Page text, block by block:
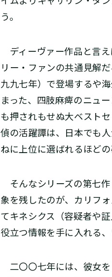
う。
ディーヴァー作品と言え
リー・ファンの共通見解だ
九九七年）で登場するや
まった、四肢麻痺のニュ
も押されもせぬ大ベスト
偵の活躍譚は、日本でも
ねに上位に選ばれるほど
そんなシリーズの第七作
象を残したのが、カリフ
てキネシクス（容疑者や
役立つ情報を手に入れる
二〇〇七年には、彼女